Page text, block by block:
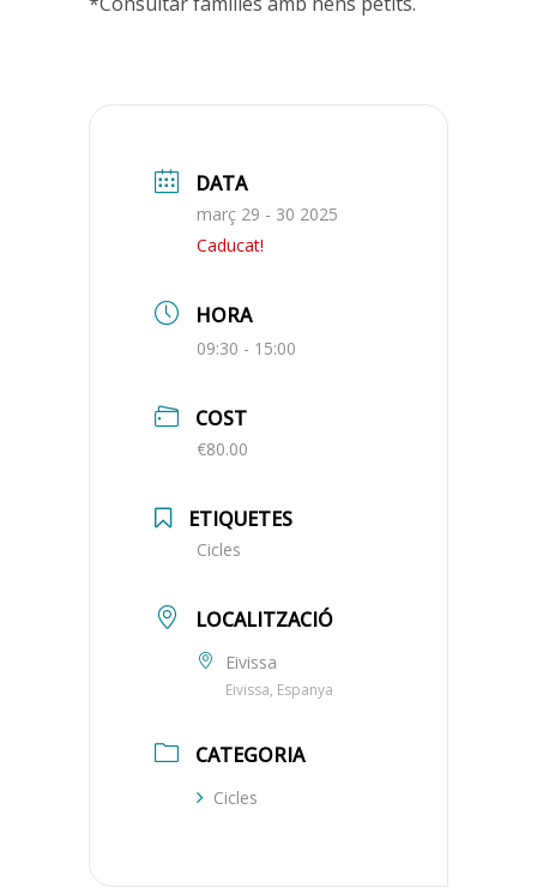
DATA
març 29 - 30 2025
Caducat!
HORA
09:30 - 15:00
COST
€80.00
ETIQUETES
Cicles
LOCALITZACIÓ
Eivissa
Eivissa, Espanya
CATEGORIA
Cicles